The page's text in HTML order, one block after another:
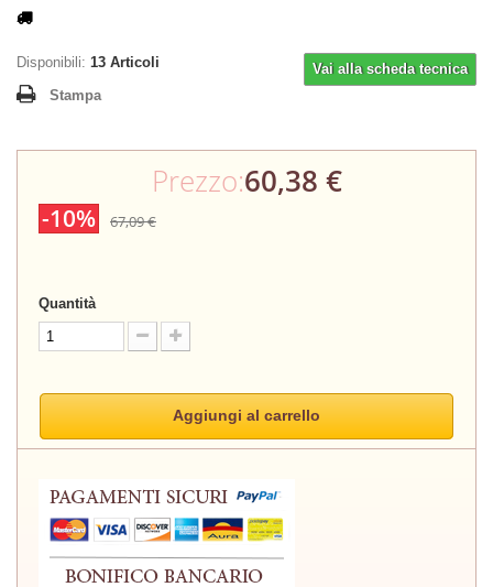
Vai alla scheda tecnica
Disponibili: 13 Articoli
Stampa
Prezzo:60,38 €
-10% 67,09 €
Quantità
Aggiungi al carrello